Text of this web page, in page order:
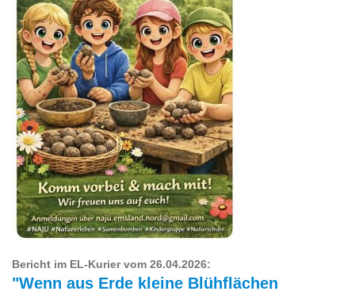
Bericht im EL-Kurier vom 26.04.2026:
"Wenn aus Erde kleine Blühflächen